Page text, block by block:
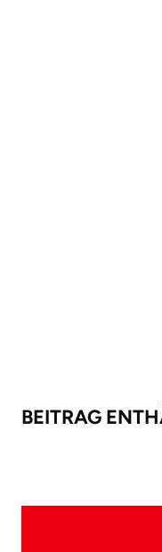
BEITRAG